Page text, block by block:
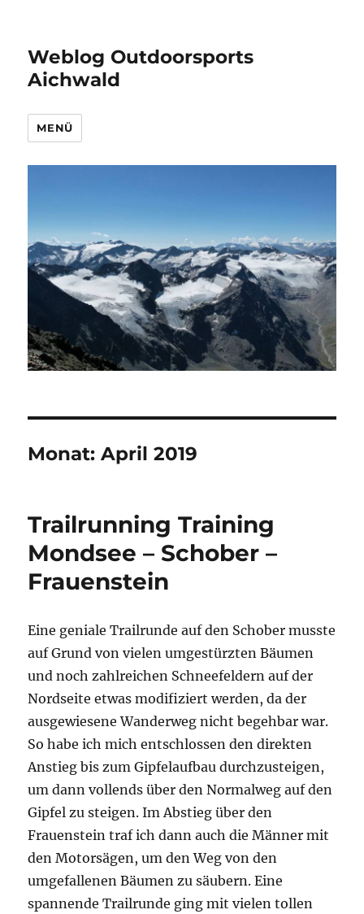
Weblog Outdoorsports
Aichwald
MENÜ
Monat:April 2019
Trailrunning Training
Mondsee – Schober –
Frauenstein
Eine geniale Trailrunde auf den Schober musste
auf Grund von vielen umgestürzten Bäumen
und noch zahlreichen Schneefeldern auf der
Nordseite etwas modifiziert werden, da der
ausgewiesene Wanderweg nicht begehbar war.
So habe ich mich entschlossen den direkten
Anstieg bis zum Gipfelaufbau durchzusteigen,
um dann vollends über den Normalweg auf den
Gipfel zu steigen. Im Abstieg über den
Frauenstein traf ich dann auch die Männer mit
den Motorsägen, um den Weg von den
umgefallenen Bäumen zu säubern. Eine
spannende Trailrunde ging mit vielen tollen